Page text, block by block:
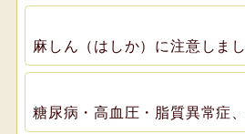
麻しん（はしか）に注意しま
糖尿病・高血圧・脂質異常症